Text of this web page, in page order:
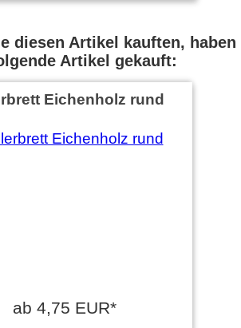
diesen Artikel kauften, haben
Artikel gekauft:
Eichenholz rund
ab 4,75 EUR*